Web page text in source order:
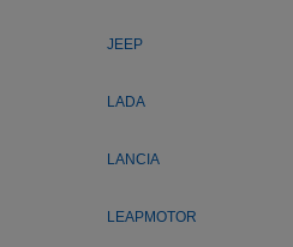
JEEP
LADA
LANCIA
LEAPMOTOR